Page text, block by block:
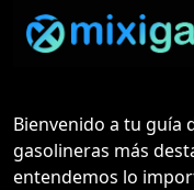
Bienvenido a tu guía
gasolineras más
entendemos lo